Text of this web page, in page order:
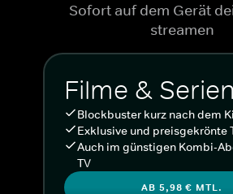
Sofort auf dem Gerät
streamen
Filme & Serien
Blockbuster kurz nach dem
Exklusive und preisgekrönte
Auch im günstigen Kombi-
TV
AB 5,98 € MTL.